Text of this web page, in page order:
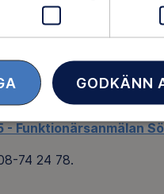
och inlämning
Funktionärsanmälan
och nermontering
- Funktionärsanmälan
74 24 78.
GODKÄNN